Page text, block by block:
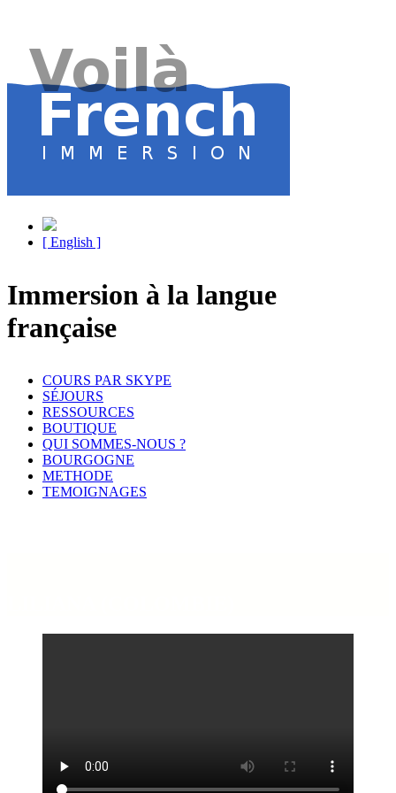
[ English ]
Immersion à la langue
française
COURS PAR SKYPE
SÉJOURS
RESSOURCES
BOUTIQUE
QUI SOMMES-NOUS ?
BOURGOGNE
METHODE
TEMOIGNAGES